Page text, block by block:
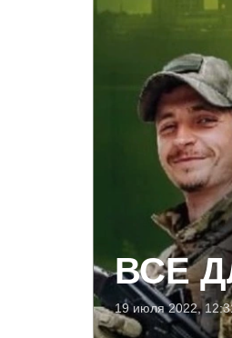
ВСЕ
19 июля 2022,